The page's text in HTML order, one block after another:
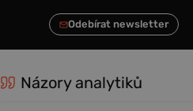
Názory analytiků